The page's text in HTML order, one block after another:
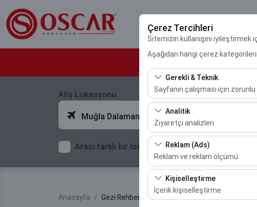
Çerez Tercihleri
Sitemizin kullanışını
Aşağıdan hangi çerez
Gerekli & Teknik
Sayfanın çalışması için
Bu çerezler sitenin doğru
bırakılamaz.
Analitik
Ziyaretçi analizleri
Bu çerezler, sitemizin nasıl
etmemizi sağlar. Bu veriler, web
Reklam (Ads)
Reklam ve reklam ölçümü
Bu çerezler, size ilgi
etkinliğini (gösterim sayısı,
Kişiselleştirme
İçerik kişiselleştirme
Alış Lokasyonu
Muğla Dalaman Havalimanı
Aracı farklı bir lokasyona bırakacağım
Anasayfa Gezi Rehberi